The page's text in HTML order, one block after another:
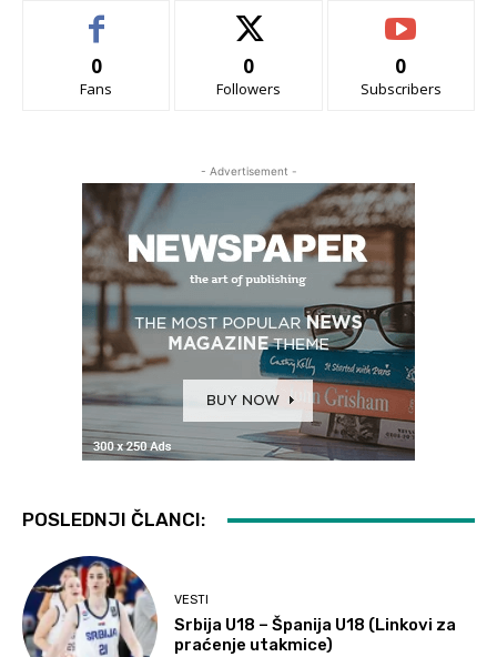
0
Fans
0
Followers
0
Subscribers
- Advertisement -
POSLEDNJI ČLANCI:
VESTI
Srbija U18 – Španija U18 (Linkovi za
praćenje utakmice)